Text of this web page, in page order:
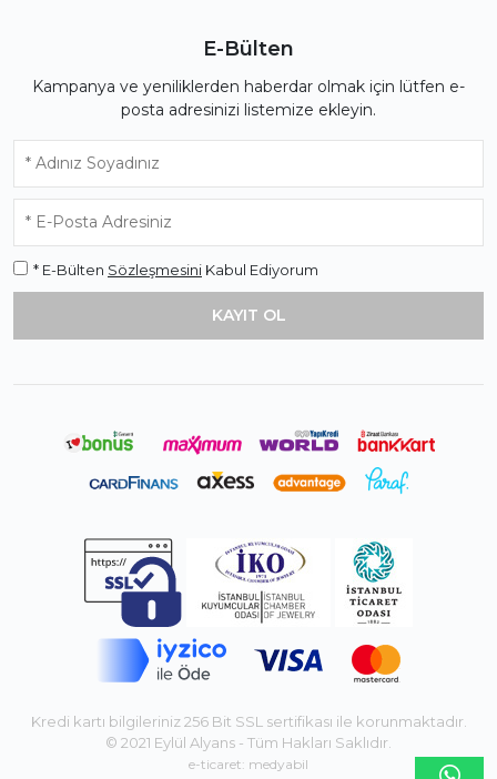
E-Bülten
Kampanya ve yeniliklerden haberdar olmak için lütfen e-
posta adresinizi listemize ekleyin.
* E-Bülten Sözleşmesini Kabul Ediyorum
Kredi kartı bilgileriniz 256 Bit SSL sertifikası ile korunmaktadır.
© 2021 Eylül Alyans - Tüm Hakları Saklıdır.
e-ticaret: medyabil